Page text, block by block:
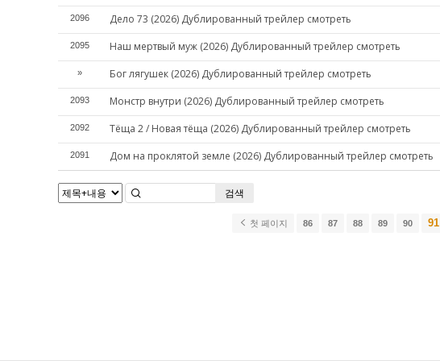
2096 Дело 73 (2026) Дублированный трейлер смотреть
2095 Наш мертвый муж (2026) Дублированный трейлер смотреть
» Бог лягушек (2026) Дублированный трейлер смотреть
2093 Монстр внутри (2026) Дублированный трейлер смотреть
2092 Тёща 2 / Новая тёща (2026) Дублированный трейлер смотреть
2091 Дом на проклятой земле (2026) Дублированный трейлер смотреть
검색
첫 페이지 86 87 88 89 90 91